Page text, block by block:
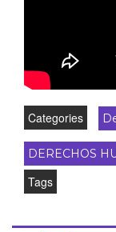
Categories
DERECHOS
Tags